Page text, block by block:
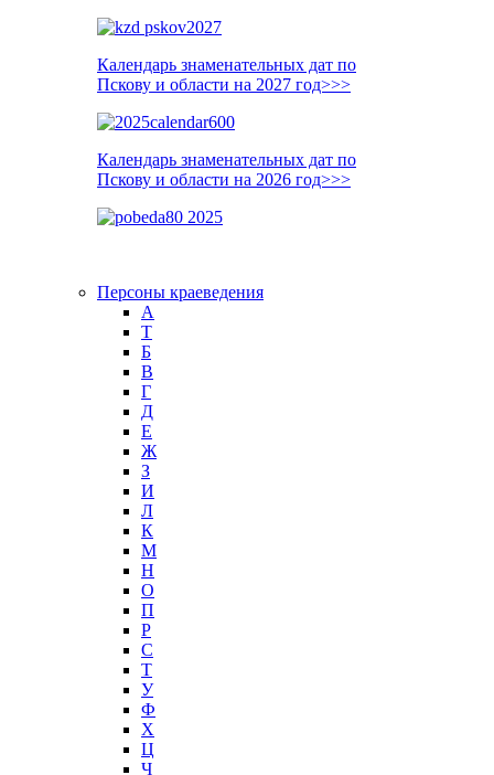
Календарь знаменательных дат по
Пскову и области на 2027 год>>>
Календарь знаменательных дат по
Пскову и области на 2026 год>>>
Персоны краеведения
А
T
Б
В
Г
Д
Е
Ж
З
И
Л
К
М
Н
О
П
Р
С
Т
У
Ф
Х
Ц
Ч